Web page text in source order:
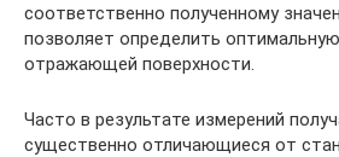
соответственно полученному
позволяет определить
отражающей поверхности.
Часто в результате измерений
существенно отличающиеся от